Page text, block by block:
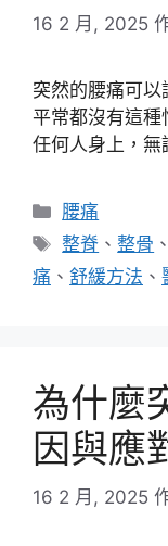
16 2 月, 2025
突然的腰痛可
平常都沒有這種
任何人身上，
分
類
腰痛
標
籤
整脊 、整骨 、
痛 、 舒緩方法 、
為什麼
因與應
16 2 月, 2025